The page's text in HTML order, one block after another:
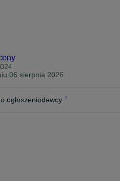
06 sierpnia 2026
ogłoszeniodawcy